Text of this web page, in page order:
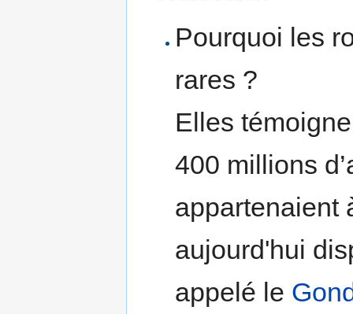
Pourquoi les
rares ?
Elles
400 millions
appartenaient
aujourd'hui
appelé le